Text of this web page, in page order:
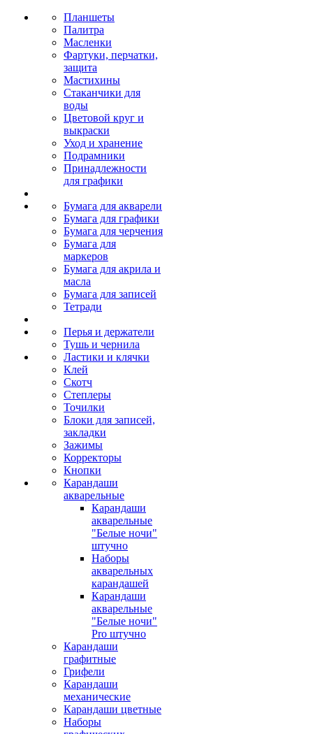
Планшеты
Палитра
Масленки
Фартуки, перчатки,
защита
Мастихины
Стаканчики для
воды
Цветовой круг и
выкраски
Уход и хранение
Подрамники
Принадлежности
для графики
Бумага для акварели
Бумага для графики
Бумага для черчения
Бумага для
маркеров
Бумага для акрила и
масла
Бумага для записей
Тетради
Перья и держатели
Тушь и чернила
Ластики и клячки
Клей
Скотч
Степлеры
Точилки
Блоки для записей,
закладки
Зажимы
Корректоры
Кнопки
Карандаши
акварельные
Карандаши
акварельные
"Белые ночи"
штучно
Наборы
акварельных
карандашей
Карандаши
акварельные
"Белые ночи"
Pro штучно
Карандаши
графитные
Грифели
Карандаши
механические
Карандаши цветные
Наборы